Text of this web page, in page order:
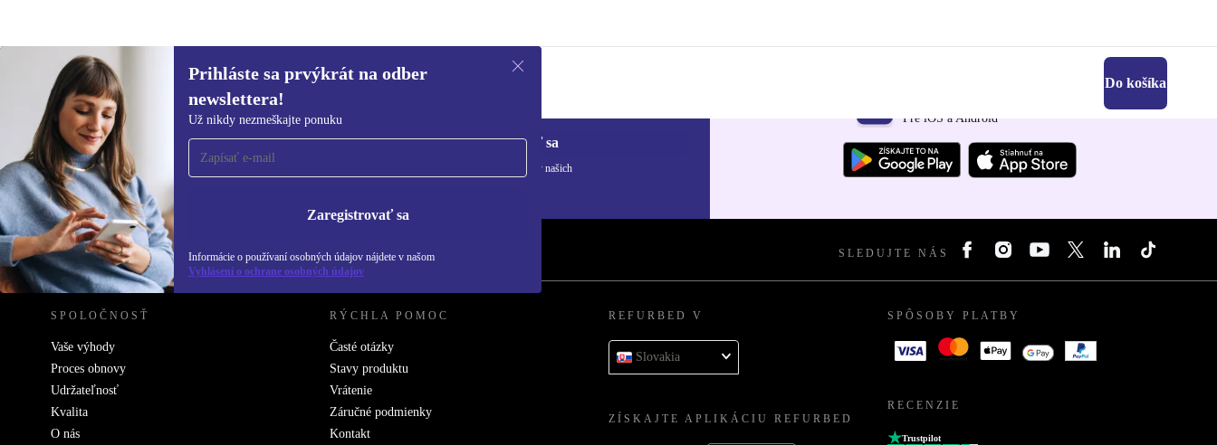
150,12 € Do košíka
Prihláste sa prvýkrát na odber
newslettera!
Už nikdy nezmeškajte ponuku
Zaregistrovať sa
Informácie o používaní osobných údajov nájdete v našom
Vyhlásení o ochrane osobných údajov
Prihláste sa prvýkrát na
newsletter!
Už nikdy nezmeškajte ponuku.
Zaregistrovať sa
Informácie o používaní osobných údajov nájdete v našich
Pre iOS a Android
REFURBED SLOVENSKO – RETHINK NEW. SLEDUJTE NÁS
SPOLOČNOSŤ
Vaše výhody
Proces obnovy
Udržateľnosť
Kvalita
O nás
RÝCHLA POMOC
Časté otázky
Stavy produktu
Vrátenie
Záručné podmienky
Kontakt
REFURBED V
Slovakia
ZÍSKAJTE APLIKÁCIU REFURBED
SPÔSOBY PLATBY
RECENZIE
Trustpilot